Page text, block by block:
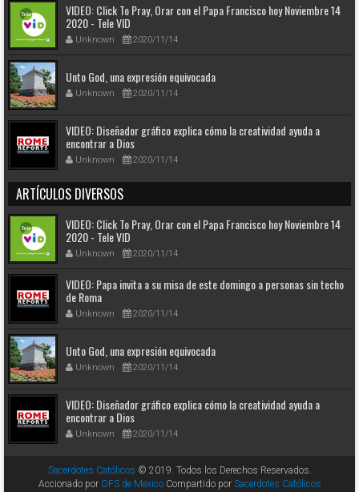
VIDEO: Click To Pray, Orar con el Papa Francisco hoy Noviembre 14
2020 - Tele VID
Unknown 2020/11/14
Unto God, una expresión equivocada
Unknown 2020/11/14
VIDEO: Diseñador gráfico explica cómo la creatividad ayuda a
encontrar a Dios
Unknown 2020/11/14
ARTÍCULOS DIVERSOS
VIDEO: Click To Pray, Orar con el Papa Francisco hoy Noviembre 14
2020 - Tele VID
Unknown 2020/11/14
VIDEO: Papa invita a su misa de este domingo a personas sin techo
de Roma
Unknown 2020/11/14
Unto God, una expresión equivocada
Unknown 2020/11/14
VIDEO: Diseñador gráfico explica cómo la creatividad ayuda a
encontrar a Dios
Unknown 2020/11/14
Sacerdotes Católicos © 2019. Todos los Derechos Reservados.
Accionado por OFS de MexicoCompartido por Sacerdotes Católicos